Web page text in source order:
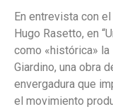
En entrevista con
Hugo Rasetto, en
como «histórica»
Giardino, una obra
envergadura que
el movimiento